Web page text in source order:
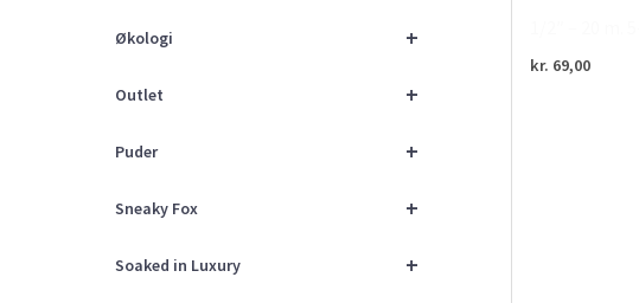
+
Økologi
+
Outlet
+
Puder
+
Sneaky Fox
+
Soaked in Luxury
kr. 69,00